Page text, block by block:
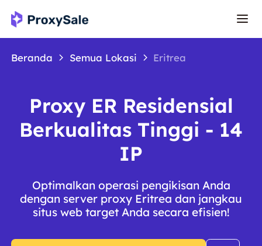
Beranda Semua Lokasi Eritrea
Proxy ER Residensial
Berkualitas Tinggi - 14
IP
Optimalkan operasi pengikisan Anda
dengan server proxy Eritrea dan jangkau
situs web target Anda secara efisien!